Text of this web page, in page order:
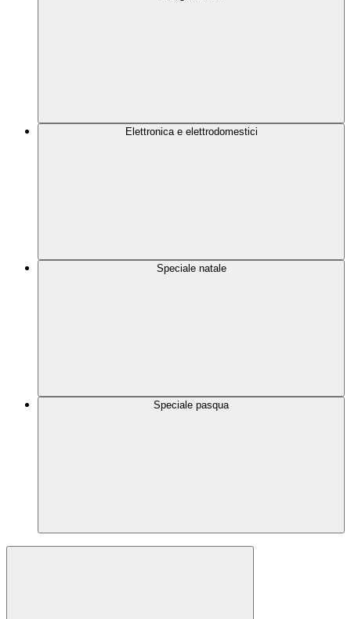
Elettronica e elettrodomestici
Speciale natale
Speciale pasqua